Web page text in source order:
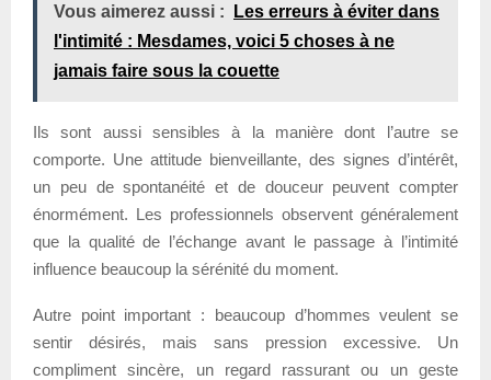
Vous aimerez aussi :
Les erreurs à éviter dans
l'intimité : Mesdames, voici 5 choses à ne
jamais faire sous la couette
Ils sont aussi sensibles à la manière dont l’autre se
comporte. Une attitude bienveillante, des signes d’intérêt,
un peu de spontanéité et de douceur peuvent compter
énormément. Les professionnels observent généralement
que la qualité de l’échange avant le passage à l’intimité
influence beaucoup la sérénité du moment.
Autre point important : beaucoup d’hommes veulent se
sentir désirés, mais sans pression excessive. Un
compliment sincère, un regard rassurant ou un geste